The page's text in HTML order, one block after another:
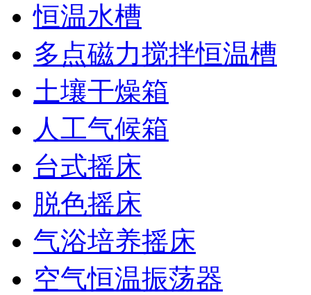
恒温水槽
多点磁力搅拌恒温槽
土壤干燥箱
人工气候箱
台式摇床
脱色摇床
气浴培养摇床
空气恒温振荡器